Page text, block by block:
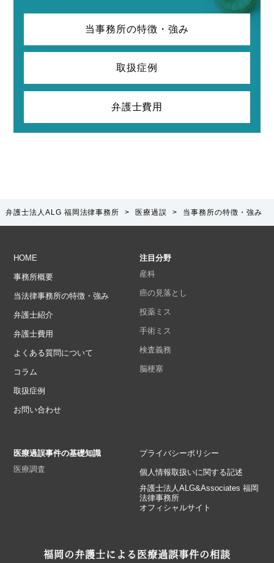
当事務所の特徴・強み
取扱症例
弁護士費用
弁護士法人ALG 福岡法律事務所 > 医療過誤 > 当事務所の特徴・強み
HOME
事務所概要
当法律事務所の特徴・強み
弁護士紹介
弁護士費用
よくある質問について
コラム
取扱症例
お問い合わせ
注目分野
産科
癌の見落とし
投薬ミス
手術ミス
検査義務
脳梗塞
医療過誤事件の基礎知識
医療調査
プライバシーポリシー
個人情報取扱いに関する記述
弁護士法人ALG&Associates 福岡
法律事務所
オフィシャルサイト
福岡の弁護士による医療過誤事件の相談